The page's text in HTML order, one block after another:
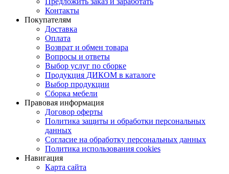
Контакты
Покупателям
Доставка
Оплата
Возврат и обмен товара
Вопросы и ответы
Выбор услуг по сборке
Продукция ДИКОМ в каталоге
Выбор продукции
Сборка мебели
Правовая информация
Договор оферты
Политика защиты и обработки персональных
данных
Согласие на обработку персональных данных
Политика использования cookies
Навигация
Карта сайта